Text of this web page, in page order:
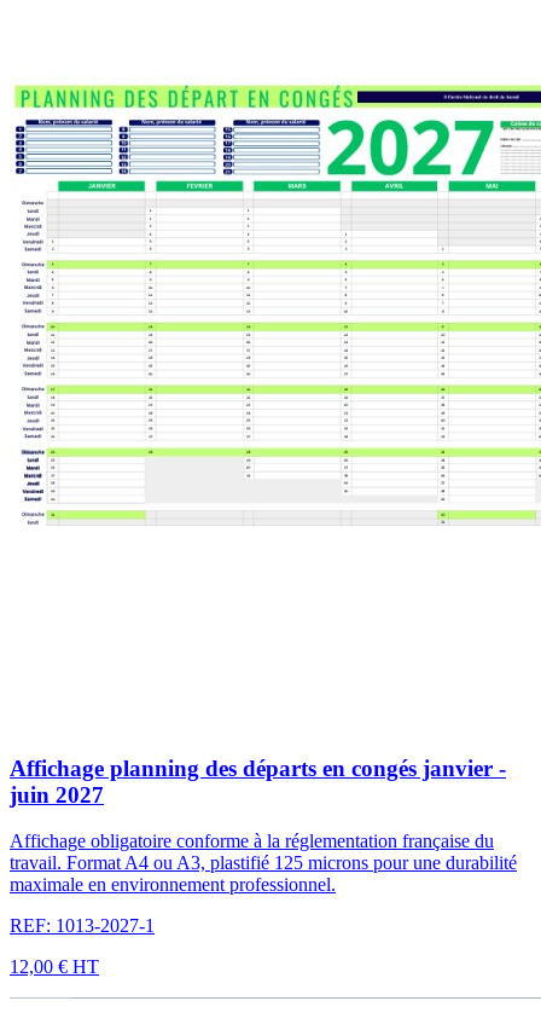
Affichage planning des départs en congés janvier -
juin 2027
Affichage obligatoire conforme à la réglementation française du
travail. Format A4 ou A3, plastifié 125 microns pour une durabilité
maximale en environnement professionnel.
REF: 1013-2027-1
12,00 € HT